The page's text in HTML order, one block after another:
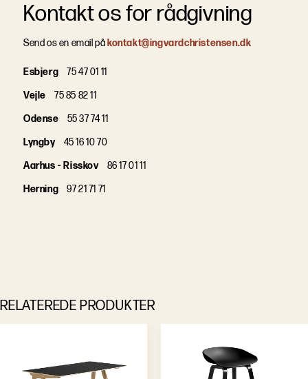
Kontakt os for rådgivning
Send os en email på kontakt@ingvardchristensen.dk
Esbjerg
75 47 01 11
Vejle
75 85 82 11
Odense
55 37 74 11
Lyngby
45 16 10 70
Aarhus - Risskov
86 17 01 11
Herning
97 21 71 71
RELATEREDE PRODUKTER